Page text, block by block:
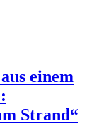
einem
Strand“